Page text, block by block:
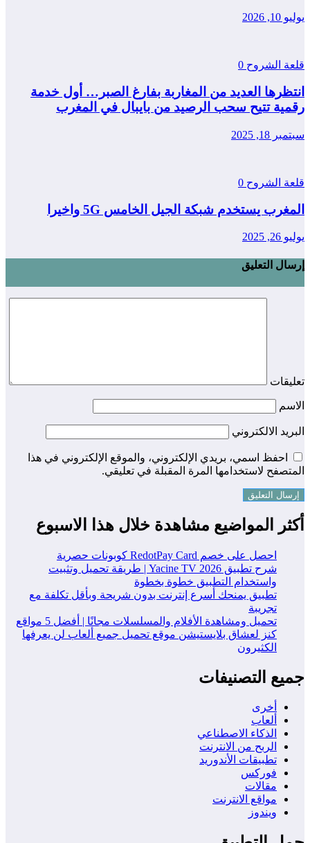
يوليو 10, 2026
قلعة الشروح 0
انتظرها العديد من المغاربة بفارغ الصبر… أول خدمة
رقمية تتيح سحب الرصيد من بايبال في المغرب
سبتمبر 18, 2025
قلعة الشروح 0
المغرب يستخدم شبكة الجيل الخامس 5G واخيرا
يوليو 26, 2025
إرسال التعليق
تعليقات
الاسم
البريد الالكتروني
احفظ اسمي، بريدي الإلكتروني، والموقع الإلكتروني في هذا
المتصفح لاستخدامها المرة المقبلة في تعليقي.
أكثر المواضيع مشاهدة خلال هذا الاسبوع
احصل على خصم RedotPay Card كوبونات حصرية
شرح تطبيق Yacine TV 2026 | طريقة تحميل وتثبيت
واستخدام التطبيق خطوة بخطوة
تطبيق يمنحك أسرع إنترنت بدون شريحة وبأقل تكلفة مع
تجريبة
تحميل ومشاهدة الأفلام والمسلسلات مجانًا | أفضل 5 مواقع
كنز لعشاق بلايستيشن موقع تحميل جميع ألعاب لن يعرفها
الكثيرون
جميع التصنيفات
أخرى
ألعاب
الذكاء الاصطناعي
الربح من الانترنت
تطبيقات الأندوريد
فوركس
مقالات
مواقع الانترنت
ويندوز